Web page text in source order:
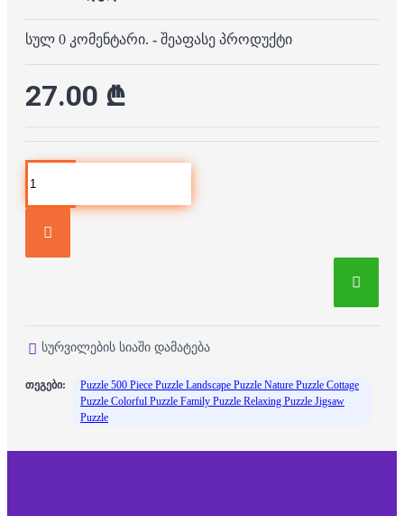
სულ 0 კომენტარი. - შეაფასე პროდუქტი
27.00 ₾
სურვილების სიაში დამატება
თეგები:
Puzzle 500 Piece Puzzle Landscape Puzzle Nature Puzzle Cottage
Puzzle Colorful Puzzle Family Puzzle Relaxing Puzzle Jigsaw
Puzzle